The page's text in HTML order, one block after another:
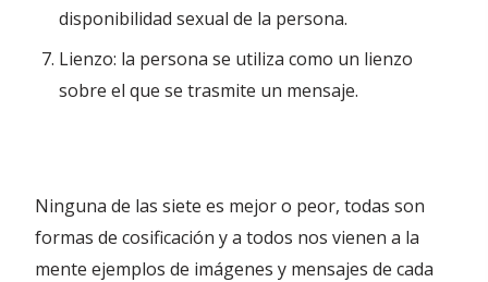
disponibilidad sexual de la persona.
Lienzo: la persona se utiliza como un lienzo
sobre el que se trasmite un mensaje.
Ninguna de las siete es mejor o peor, todas son
formas de cosificación y a todos nos vienen a la
mente ejemplos de imágenes y mensajes de cada